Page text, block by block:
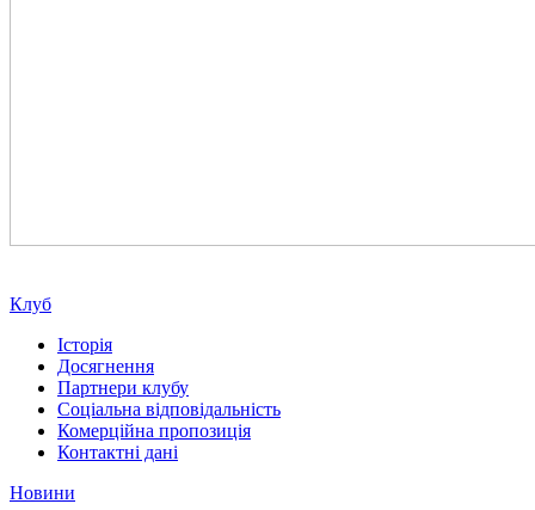
Клуб
Історія
Досягнення
Партнери клубу
Соціальна відповідальність
Комерційна пропозиція
Контактні дані
Новини